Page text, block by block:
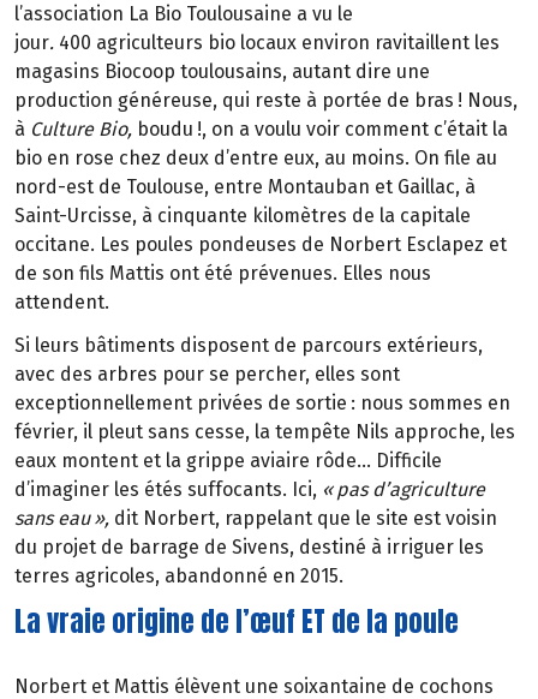
l’association La Bio Toulousaine a vu le
jour. 400 agriculteurs bio locaux environ ravitaillent les
magasins Biocoop toulousains, autant dire une
production généreuse, qui reste à portée de bras ! Nous,
à Culture Bio, boudu !, on a voulu voir comment c’était la
bio en rose chez deux d’entre eux, au moins. On file au
nord-est de Toulouse, entre Montauban et Gaillac, à
Saint-Urcisse, à cinquante kilomètres de la capitale
occitane. Les poules pondeuses de Norbert Esclapez et
de son fils Mattis ont été prévenues. Elles nous
attendent.
Si leurs bâtiments disposent de parcours extérieurs,
avec des arbres pour se percher, elles sont
exceptionnellement privées de sortie : nous sommes en
février, il pleut sans cesse, la tempête Nils approche, les
eaux montent et la grippe aviaire rôde… Difficile
d’imaginer les étés suffocants. Ici, « pas d’agriculture
sans eau », dit Norbert, rappelant que le site est voisin
du projet de barrage de Sivens, destiné à irriguer les
terres agricoles, abandonné en 2015.
La vraie origine de l’œuf ET de la poule
Norbert et Mattis élèvent une soixantaine de cochons